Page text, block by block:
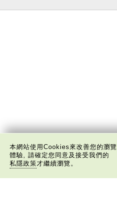
本網站使用Cookies來改善您的瀏覽
體驗, 請確定您同意及接受我們的
私隱政策才繼續瀏覽。